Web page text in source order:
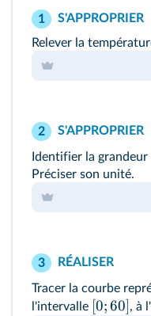
1
S'APPROPRIER
Relever la
2 S'APPROPRIER
Identifier la
Préciser son unité.
3 RÉALISER
Tracer la courbe
l'intervalle [0;60], à